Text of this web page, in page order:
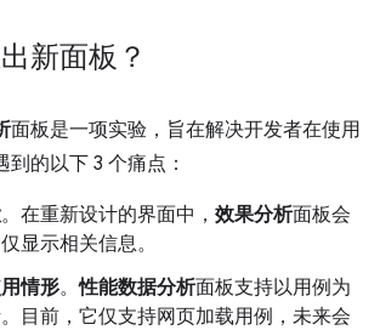
新面板？
面板是一项实验，旨在解决开发者在使用
到的以下 3 个痛点：
。在重新设计的界面中， 效果分析面板会
显示相关信息。
情形。性能数据分析面板支持以用例为
目前，它仅支持网页加载用例，未来会